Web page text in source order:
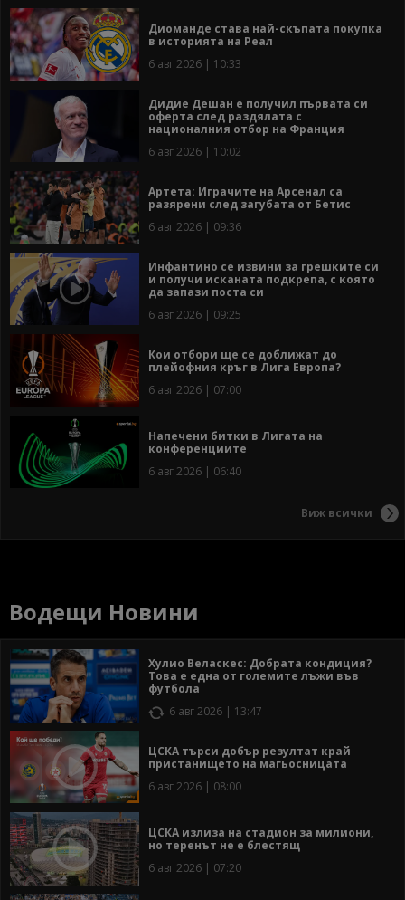
Диоманде става най-скъпата покупка
в историята на Реал
6 авг 2026 | 10:33
Дидие Дешан е получил първата си
оферта след раздялата с
националния отбор на Франция
6 авг 2026 | 10:02
Артета: Играчите на Арсенал са
разярени след загубата от Бетис
6 авг 2026 | 09:36
Инфантино се извини за грешките си
и получи исканата подкрепа, с която
да запази поста си
6 авг 2026 | 09:25
Кои отбори ще се доближат до
плейофния кръг в Лига Европа?
6 авг 2026 | 07:00
Напечени битки в Лигата на
конференциите
6 авг 2026 | 06:40
Виж всички
Водещи Новини
Хулио Веласкес: Добрата кондиция?
Това е една от големите лъжи във
футбола
6 авг 2026 | 13:47
ЦСКА търси добър резултат край
пристанището на магьосницата
6 авг 2026 | 08:00
ЦСКА излиза на стадион за милиони,
но теренът не е блестящ
6 авг 2026 | 07:20